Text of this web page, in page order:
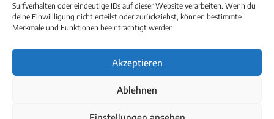
Surfverhalten oder eindeutige IDs auf dieser Website verarbeiten. Wenn du
deine Einwillligung nicht erteilst oder zurückziehst, können bestimmte
Merkmale und Funktionen beeinträchtigt werden.
Akzeptieren
Ablehnen
Schiffsverkehr